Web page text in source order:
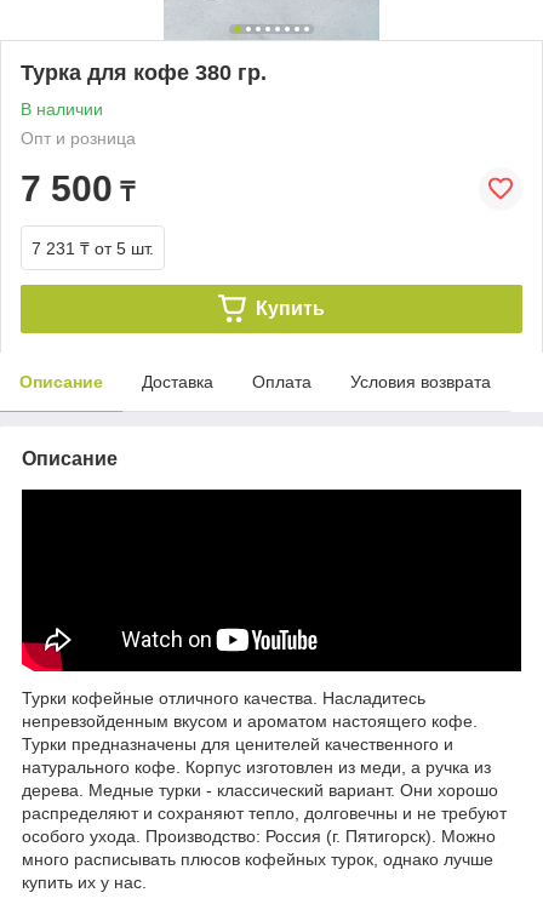
Турка для кофе 380 гр.
В наличии
Опт и розница
7 500 ₸
7 231 ₸ от 5 шт.
Купить
Описание Доставка Оплата Условия возврата
Описание
Турки кофейные отличного качества. Насладитесь
непревзойденным вкусом и ароматом настоящего кофе.
Турки предназначены для ценителей качественного и
натурального кофе. Корпус изготовлен из меди, а ручка из
дерева. Медные турки - классический вариант. Они хорошо
распределяют и сохраняют тепло, долговечны и не требуют
особого ухода. Производство: Россия (г. Пятигорск). Можно
много расписывать плюсов кофейных турок, однако лучше
купить их у нас.